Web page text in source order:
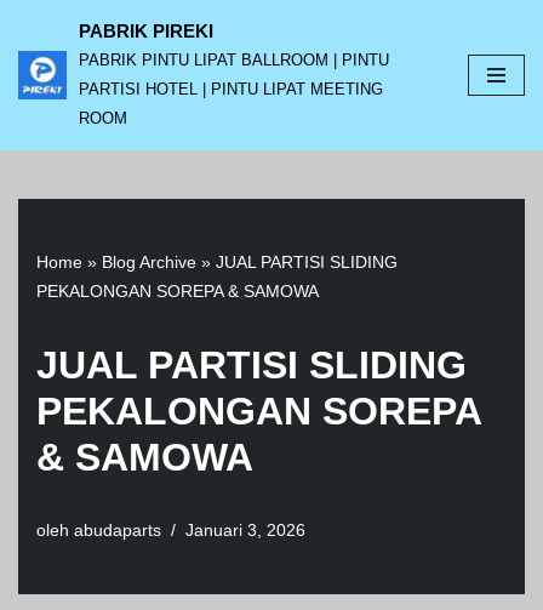
Lompat
ke
PABRIK PIREKI
PABRIK PINTU LIPAT BALLROOM | PINTU
PARTISI HOTEL | PINTU LIPAT MEETING
ROOM
Home » Blog Archive » JUAL PARTISI SLIDING
PEKALONGAN SOREPA & SAMOWA
JUAL PARTISI SLIDING
PEKALONGAN SOREPA
& SAMOWA
oleh abudaparts Januari 3, 2026